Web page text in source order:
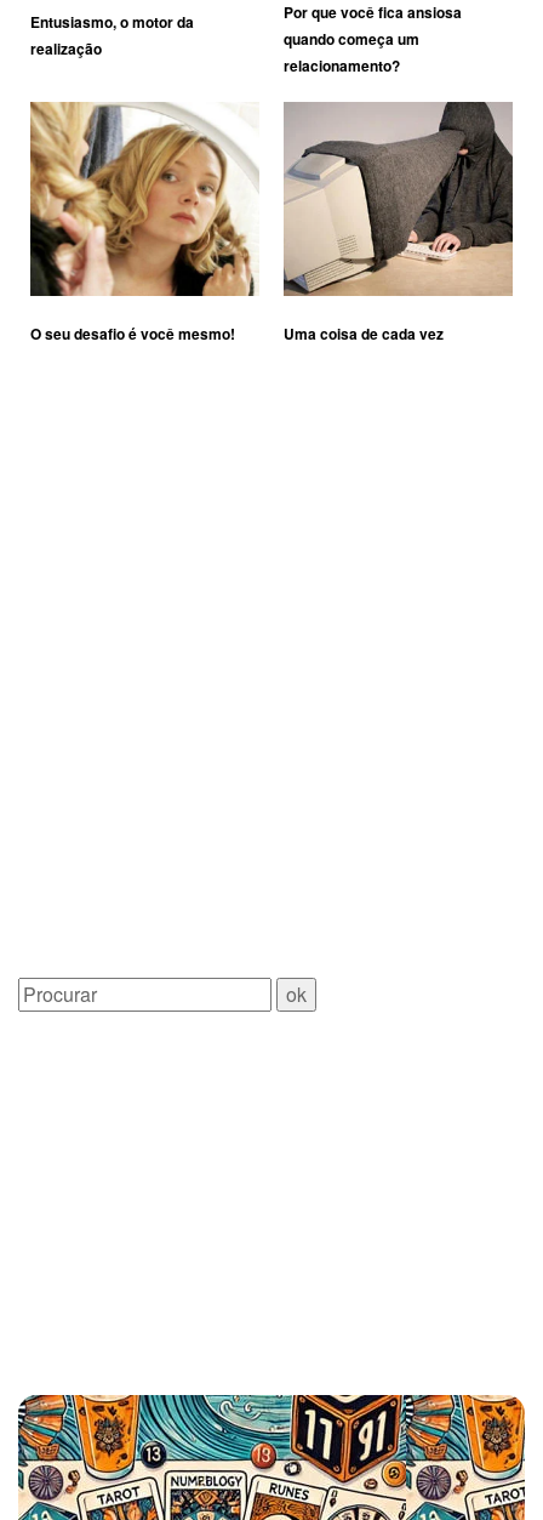
Entusiasmo, o motor da
realização
Por que você fica ansiosa
quando começa um
relacionamento?
O seu desafio é você mesmo! Uma coisa de cada vez